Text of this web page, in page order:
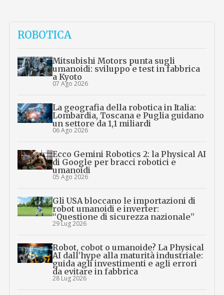
ROBOTICA
Mitsubishi Motors punta sugli
umanoidi: sviluppo e test in fabbrica
a Kyoto
07 Ago 2026
La geografia della robotica in Italia:
Lombardia, Toscana e Puglia guidano
un settore da 1,1 miliardi
06 Ago 2026
Ecco Gemini Robotics 2: la Physical AI
di Google per bracci robotici e
umanoidi
05 Ago 2026
Gli USA bloccano le importazioni di
robot umanoidi e inverter:
“Questione di sicurezza nazionale”
29 Lug 2026
Robot, cobot o umanoide? La Physical
AI dall’hype alla maturità industriale:
guida agli investimenti e agli errori
da evitare in fabbrica
28 Lug 2026